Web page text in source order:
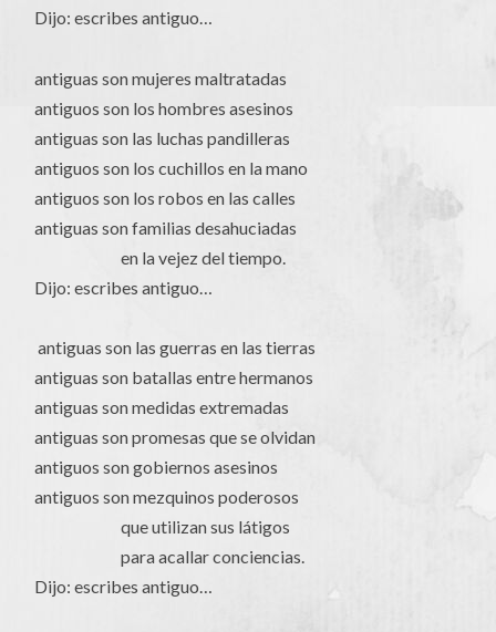
Dijo: escribes antiguo…
antiguas son mujeres maltratadas
antiguos son los hombres asesinos
antiguas son las luchas pandilleras
antiguos son los cuchillos en la mano
antiguos son los robos en las calles
antiguas son familias desahuciadas
en la vejez del tiempo.
Dijo: escribes antiguo…
antiguas son las guerras en las tierras
antiguas son batallas entre hermanos
antiguas son medidas extremadas
antiguas son promesas que se olvidan
antiguos son gobiernos asesinos
antiguos son mezquinos poderosos
que utilizan sus látigos
para acallar conciencias.
Dijo: escribes antiguo…